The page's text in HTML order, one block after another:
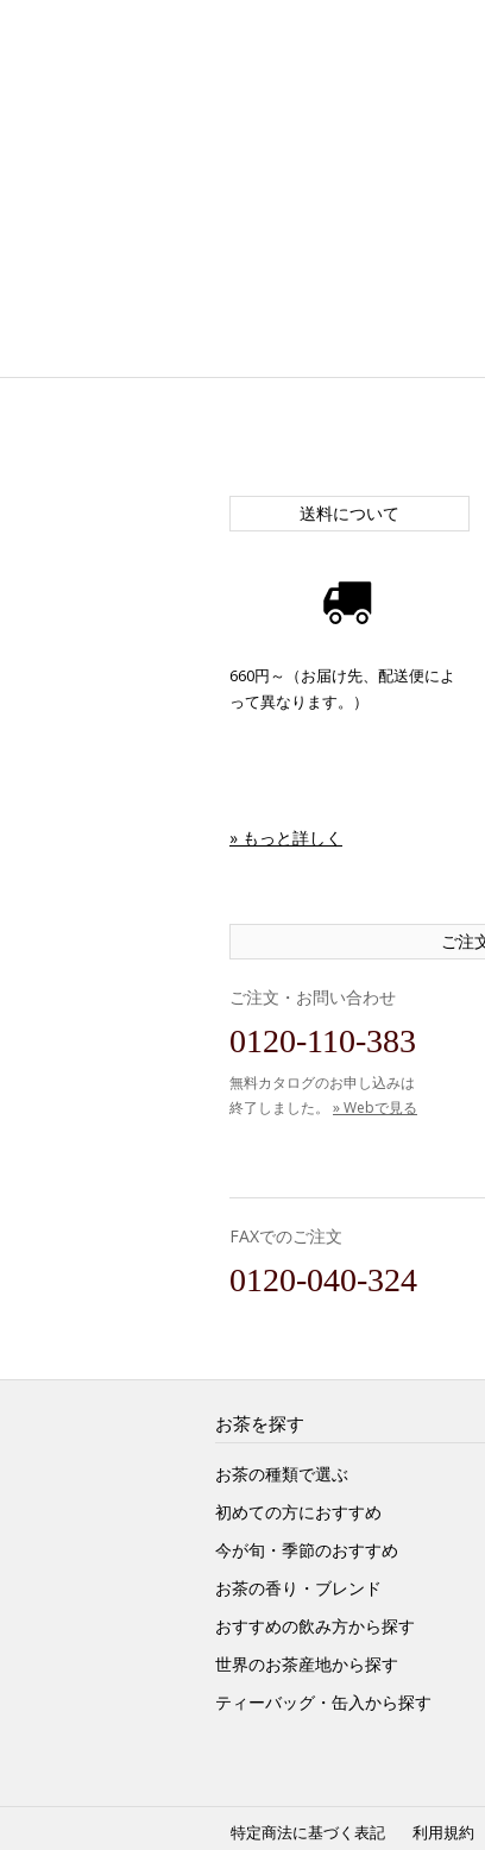
送料について
660円～（お届け先、配送便によ
って異なります。）
» もっと詳しく
ご注
ご注文・お問い合わせ
0120-110-383
無料カタログのお申し込みは
終了しました。 » Webで見る
FAXでのご注文
0120-040-324
お茶を探す
お茶の種類で選ぶ
初めての方におすすめ
今が旬・季節のおすすめ
お茶の香り・ブレンド
おすすめの飲み方から探す
世界のお茶産地から探す
ティーバッグ・缶入から探す
特定商法に基づく表記 利用規約